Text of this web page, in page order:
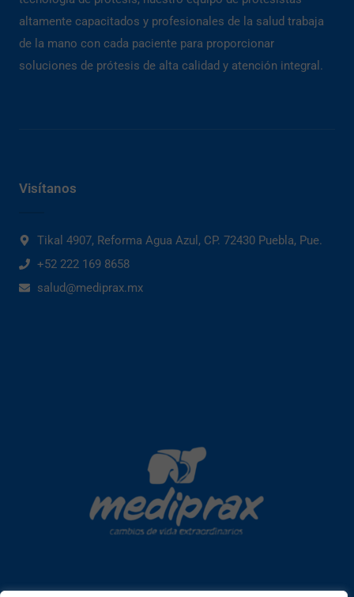
altamente capacitados y profesionales de la salud trabaja
de la mano con cada paciente para proporcionar
soluciones de prótesis de alta calidad y atención integral.
Visítanos
Tikal 4907, Reforma Agua Azul, CP. 72430 Puebla, Pue.
+52 222 169 8658
salud@mediprax.mx